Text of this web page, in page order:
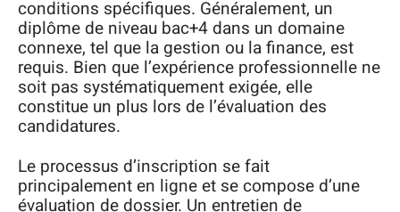
conditions spécifiques. Généralement, un
diplôme de niveau bac+4 dans un domaine
connexe, tel que la gestion ou la finance, est
requis. Bien que l’expérience professionnelle ne
soit pas systématiquement exigée, elle
constitue un plus lors de l’évaluation des
candidatures.
Le processus d’inscription se fait
principalement en ligne et se compose d’une
évaluation de dossier. Un entretien de